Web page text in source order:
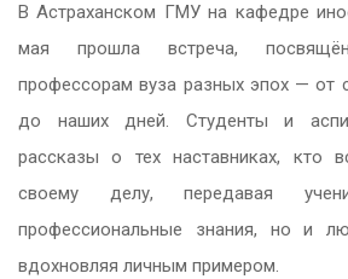
В Астраханском ГМУ на кафедре
мая прошла встреча,
профессорам вуза разных эпох — от
до наших дней. Студенты и
рассказы о тех наставниках, кто
своему делу, передавая
профессиональные знания, но и
вдохновляя личным примером.